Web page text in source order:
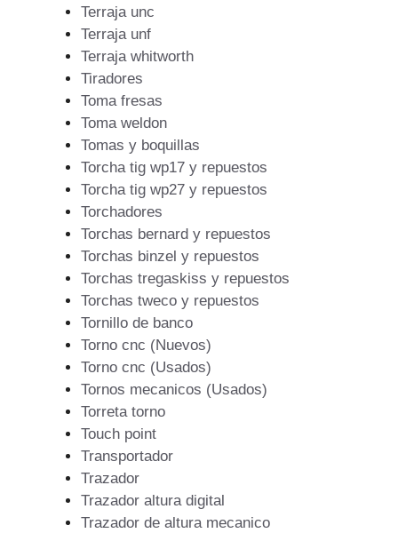
Terraja unc
Terraja unf
Terraja whitworth
Tiradores
Toma fresas
Toma weldon
Tomas y boquillas
Torcha tig wp17 y repuestos
Torcha tig wp27 y repuestos
Torchadores
Torchas bernard y repuestos
Torchas binzel y repuestos
Torchas tregaskiss y repuestos
Torchas tweco y repuestos
Tornillo de banco
Torno cnc (Nuevos)
Torno cnc (Usados)
Tornos mecanicos (Usados)
Torreta torno
Touch point
Transportador
Trazador
Trazador altura digital
Trazador de altura mecanico